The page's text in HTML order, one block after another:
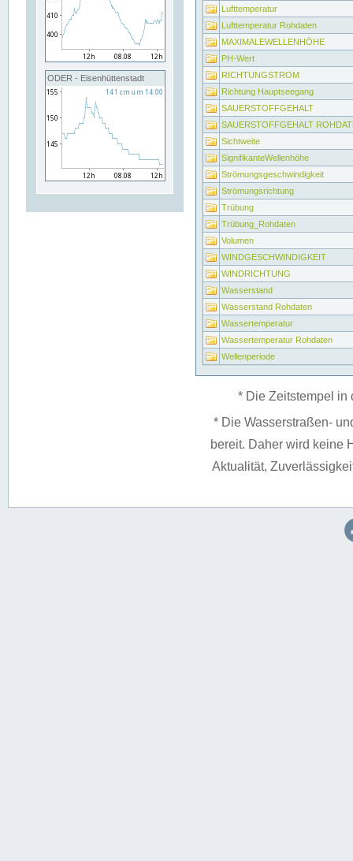
ODER - Eisenhüttenstadt
Lufttemperatur
Lufttemperatur Rohdaten
MAXIMALEWELLENHÖHE
PH-Wert
RICHTUNGSTROM
Richtung Hauptseegang
SAUERSTOFFGEHALT
SAUERSTOFFGEHALT
Sichtweite
SignifikanteWellenhöhe
Strömungsgeschwindigkeit
Strömungsrichtung
Trübung
Trübung_Rohdaten
Volumen
WINDGESCHWINDIGKEIT
WINDRICHTUNG
Wasserstand
Wasserstand Rohdaten
Wassertemperatur
Wassertemperatur Rohdaten
Wellenperiode
* Die Zeitstempel in
* Die Wasserstraßen-
bereit. Daher wird keine
Aktualität,